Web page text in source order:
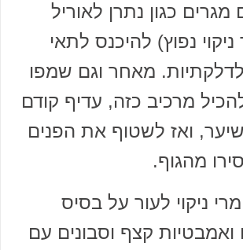
מגרים כגון נתרן לאוריל
נפוץ) להיכנס לתאי
לדלקתיות. מאחר וגם שמפו
מרכיב כזה, עדיף קודם
ואז לשטוף את הפנים
מהגוף.
ניקוי לעור על בסיס
ואמבטיות קצף וסבונים עם